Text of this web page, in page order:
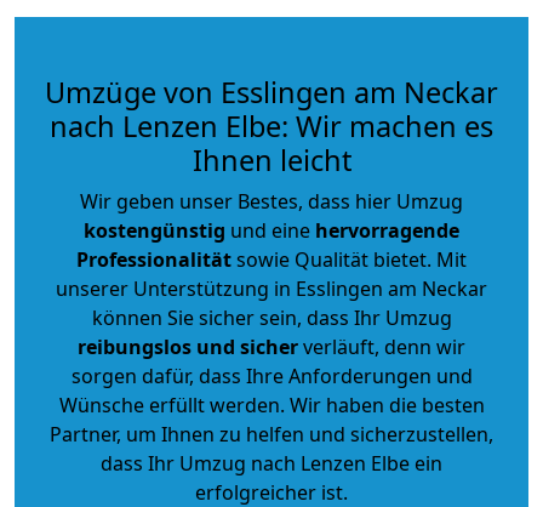
Umzüge von Esslingen am Neckar
nach Lenzen Elbe: Wir machen es
Ihnen leicht
Wir geben unser Bestes, dass hier Umzug
kostengünstig und eine hervorragende
Professionalitätsowie Qualität bietet. Mit
unserer Unterstützung in Esslingen am Neckar
können Sie sicher sein, dass Ihr Umzug
reibungslos und sicherverläuft, denn wir
sorgen dafür, dass Ihre Anforderungen und
Wünsche erfüllt werden. Wir haben die besten
Partner, um Ihnen zu helfen und sicherzustellen,
dass Ihr Umzug nach Lenzen Elbe ein
erfolgreicher ist.